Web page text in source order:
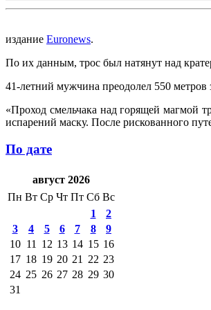
издание Euronews.
По их данным, трос был натянут над
41-летний мужчина преодолел 550 метров
«Проход смельчака над горящей магмой
испарений маску. После рискованного
По дате
август 2026
Пн Вт Ср Чт Пт Сб Вс
1
2
3
4 5 6 7 8
9
10 11 12 13 14 15 16
17 18 19 20 21 22 23
24 25 26 27 28 29 30
31